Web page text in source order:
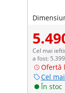
Cel mai
a fost:
Ofertă
Cel
În stoc